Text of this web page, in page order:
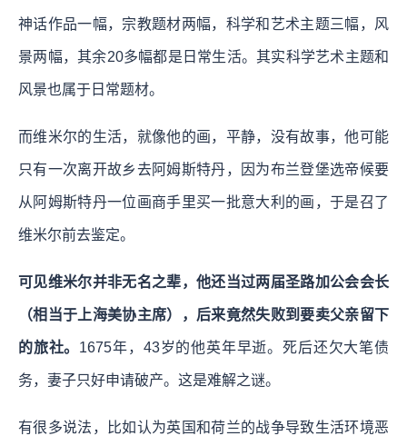
神话作品一幅，宗教题材两幅，科学和艺术主题三幅，风
景两幅，其余20多幅都是日常生活。其实科学艺术主题和
风景也属于日常题材。
而维米尔的生活，就像他的画，平静，没有故事，他可能
只有一次离开故乡去阿姆斯特丹，因为布兰登堡选帝候要
从阿姆斯特丹一位画商手里买一批意大利的画，于是召了
维米尔前去鉴定。
可见维米尔并非无名之辈，他还当过两届圣路加公会会长
（相当于上海美协主席），后来竟然失败到要卖父亲留下
的旅社。 1675年，43岁的他英年早逝。死后还欠大笔债
务，妻子只好申请破产。这是难解之谜。
有很多说法，比如认为英国和荷兰的战争导致生活环境恶